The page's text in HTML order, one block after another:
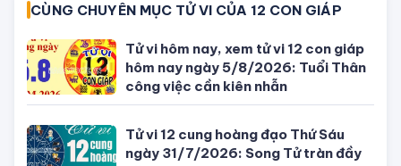
Tử vi hôm nay, xem tử vi 12 con giáp
hôm nay ngày 5/8/2026: Tuổi Thân
công việc cần kiên nhẫn
Tử vi 12 cung hoàng đạo Thứ Sáu